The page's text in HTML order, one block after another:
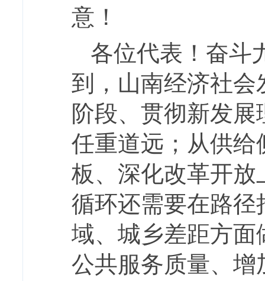
意！
各位代表！奋斗
到，山南经济社
阶段、贯彻新发
任重道远；从供
板、深化改革开
循环还需要在路
域、城乡差距方
公共服务质量、